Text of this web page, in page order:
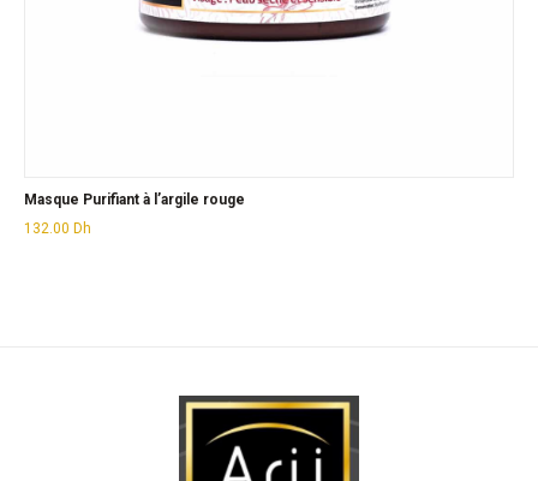
Masque Purifiant à l’argile rouge
132.00 Dh